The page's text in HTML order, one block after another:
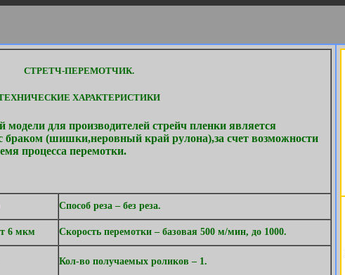
СТРЕТЧ-ПЕРЕМОТЧИК.
ХАРАКТЕРИСТИКИ
для производителей стрейч пленки является
браком (шишки,неровный край рулона),за счет возможности
процесса перемотки.
Способ реза – без реза.
мкм Скорость перемотки – базовая 500 м/мин, до 1000.
Кол-во получаемых роликов – 1.